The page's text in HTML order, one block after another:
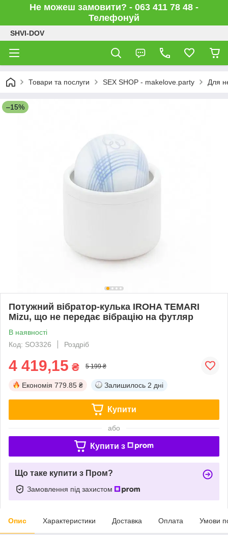
Не можеш замовити? - 063 411 78 48 -
Телефонуй
SHVI-DOV
Товари та послуги SEX SHOP - makelove.party Для
–15%
Потужний вібратор-кулька IROHA TEMARI
Mizu, що не передає вібрацію на футляр
В наявності
Код: SO3326
Роздріб
4 419,15 ₴ 5 199 ₴
Економія 779.85 ₴ Залишилось 2 дні
Купити
або
Купити з
Що таке купити з Пром?
Замовлення під захистом
Опис Характеристики Доставка Оплата Умови